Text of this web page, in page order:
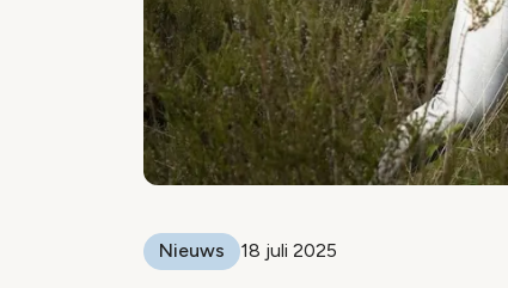
Nieuws 18 juli 2025